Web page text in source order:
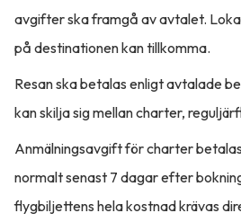
avgifter ska framgå av avtalet.
på destinationen kan tillkomma.
Resan ska betalas enligt avtalade
kan skilja sig mellan charter,
Anmälningsavgift för charter
normalt senast 7 dagar efter
flygbiljettens hela kostnad krävas